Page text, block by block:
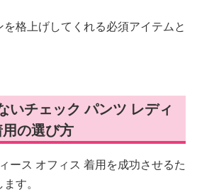
格上げしてくれる必須アイテムと
いチェック パンツ レディ
の選び方
ース オフィス 着用を成功させるた
す。